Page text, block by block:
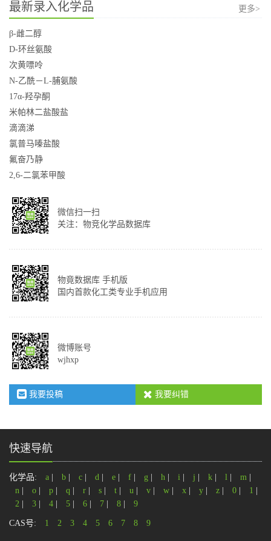
最新录入化学品 更多>
β-雌二醇
D-环丝氨酸
次黄嘌呤
N-乙酰－L-脯氨酸
17α-羟孕酮
米帕林二盐酸盐
滴滴涕
氯普马嗪盐酸
氟奋乃静
2,6-二氯苯甲酸
微信扫一扫
关注：物竞化学品数据库
物竟数据库 手机版
国内首款化工类专业手机应用
微博账号
wjhxp
我要投稿 我要纠错
快速导航
化学品: a b c d e f g h i j k l m
n
o p q r s t u v w x y z 0 1
2
3 4 5 6 7 8 9
CAS号: 1 2 3 4 5 6 7 8 9